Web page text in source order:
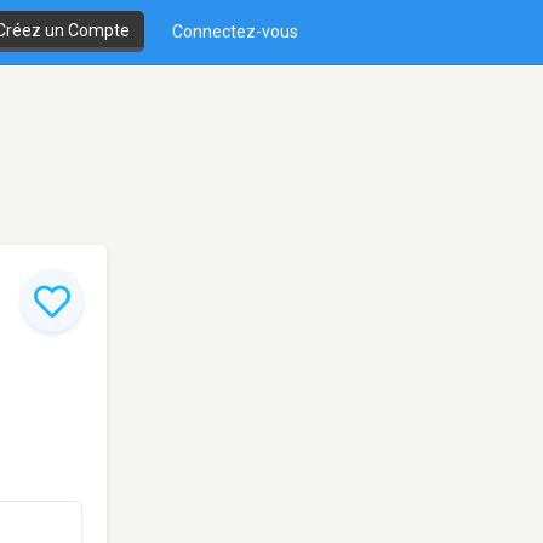
un Compte Connectez-vous